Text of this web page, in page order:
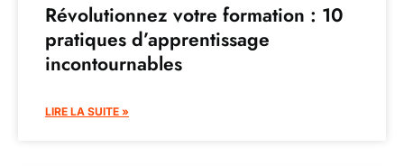
Révolutionnez votre formation : 10
pratiques d’apprentissage
incontournables
LIRE LA SUITE »